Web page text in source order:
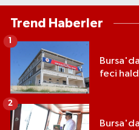
Trend Haberler
feci
1
2